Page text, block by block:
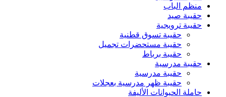
منظم الباب
حقيبة صيد
حقيبة ترويجية
حقيبة تسوق قطنية
حقيبة مستحضرات تجميل
حقيبة برباط
حقيبة مدرسية
حقيبة مدرسية
حقيبة ظهر مدرسية بعجلات
حاملة الحيوانات الأليفة